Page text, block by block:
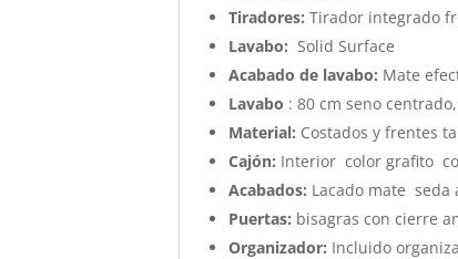
Tiradores: Tirador integrado
Lavabo: Solid Surface
Acabado de lavabo: Mate
Lavabo : 80 cm seno
Material: Costados y frentes
Cajón: Interior color grafito
Acabados: Lacado mate seda
Puertas: bisagras con cierre
Organizador: Incluido